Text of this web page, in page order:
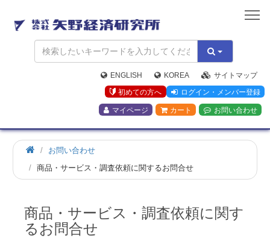
矢
野
経
済
研
究
所
ENGLISH KOREA
サイトマップ
初めての方へ
ログイン・メンバー登録
マイページ カート お問い合わせ
お問い合わせ
商品・サービス・調査依頼に関するお問合せ
商品・サービス・調査依頼に関す
るお問合せ